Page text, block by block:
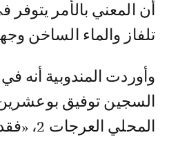
أن المعني بالأمر
تلفاز والماء الساخن
وأوردت المندوبية أنه
السجين توفيق
المحلي